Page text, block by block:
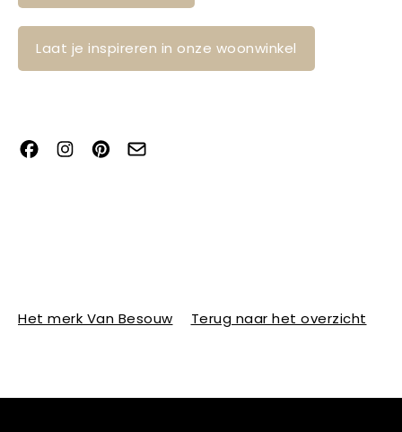
Laat je inspireren in onze woonwinkel
Het merk Van Besouw Terug naar het overzicht